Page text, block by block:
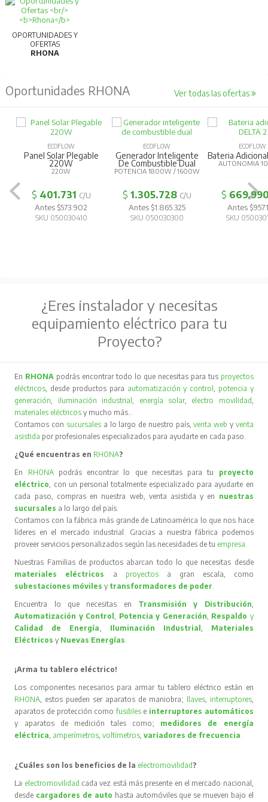
OPORTUNIDADES Y
OFERTAS
RHONA
Oportunidades RHONA Ver todas las ofertas
ECOFLOW
Panel Solar Plegable
220W
220W
$ 401.731 C/U
Antes $573.902
SKU 050030410
ECOFLOW
Generador Inteligente
De Combustible Dual
POTENCIA 1800W / 1600W
$ 1.305.728 C/U
Antes $1.865.325
SKU 050030300
ECOFLOW
Bateria
AUTONOMIA
$
Antes
SKU
¿Eres instalador y necesitas
equipamiento eléctrico para tu
Proyecto?
En RHONA podrás encontrar todo lo que necesitas para tus proyectos
eléctricos, desde productos para automatización y control, potencia y
generación, iluminación industrial, energía solar, electro movilidad,
materiales eléctricos y mucho más…
Contamos con sucursales a lo largo de nuestro país,venta web y venta
asistida por profesionales especializados para ayudarte en cada paso.
¿Qué encuentras en RHONA?
En RHONA podrás encontrar lo que necesitas para tu proyecto
eléctrico, con un personal totalmente especializado para ayudarte en
cada paso, compras en nuestra web, venta asistida y en nuestras
sucursales a lo largo del país.
Contamos con la fábrica más grande de Latinoamérica lo que nos hace
líderes en el mercado industrial. Gracias a nuestra fábrica podemos
proveer servicios personalizados según las necesidades de tu empresa.
Nuestras Familias de productos abarcan todo lo que necesitas desde
materiales eléctricos
a proyectos
a gran escala, como
subestaciones móvilesy transformadores de poder.
Encuentra lo que necesitas en Transmisión y Distribución,
Automatización y Control, Potencia y Generación, Respaldo y
Calidad de Energía, Iluminación Industrial , Materiales
Eléctricos y Nuevas Energías.
¡Arma tu tablero eléctrico!
Los componentes necesarios para armar tu tablero eléctrico están en
RHONA, estos pueden ser aparatos de maniobra; llaves, interruptores,
aparatos de protección comofusibles e interruptores automáticos
y aparatos de medición tales como; medidores de energía
eléctrica, amperímetros,voltímetros,variadores de frecuencia.
¿Cuáles son los beneficios de la electromovilidad ?
La electromovilidad cada vez está más presente en el mercado nacional,
desde cargadores de auto hasta automóviles que se mueven bajo el